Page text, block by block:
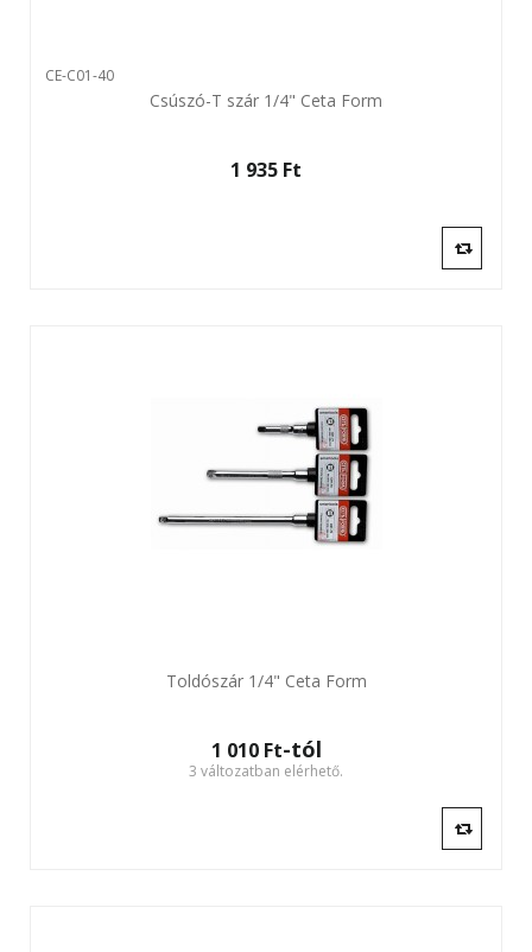
CE-C01-40
Csúszó-T szár 1/4" Ceta Form
1 935 Ft‎
Toldószár 1/4" Ceta Form
1 010 Ft‎-tól
3 változatban elérhető.